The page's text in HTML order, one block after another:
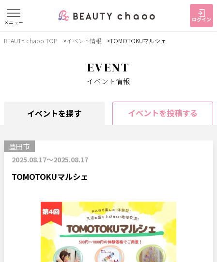
メニュー ログイン
すでに会員の方 はじめてご利用の方
リラク・整体
大人女子トピック ランキング
よくある質問
利用規約
BEAUTY chaoo TOP イベント情報 TOMOTOKUマルシェ
EVENT
イベント情報
イベントを探す イベントを投稿する
豊田市
2025.08.17～2025.08.17
TOMOTOKUマルシェ